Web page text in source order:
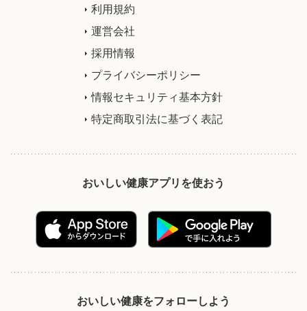
利用規約
運営会社
採用情報
プライバシーポリシー
情報セキュリティ基本方針
特定商取引法に基づく表記
おいしい健康アプリを使おう
おいしい健康をフォローしよう